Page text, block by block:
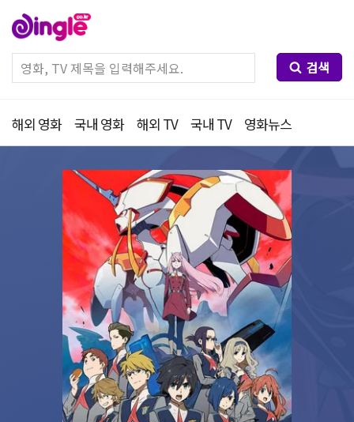
검색
해외 영화 국내 영화 해외 TV 국내 TV 영화뉴스